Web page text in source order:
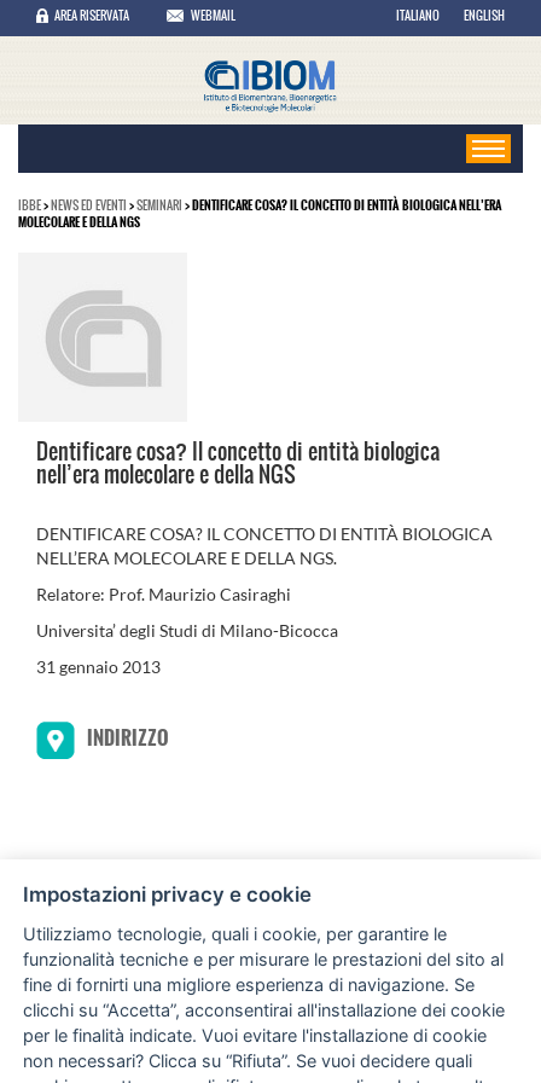
AREA RISERVATA WEBMAIL ITALIANO ENGLISH
IBBE>NEWS ED EVENTI >SEMINARI > DENTIFICARE COSA? IL CONCETTO DI ENTITÀ BIOLOGICA NELL’ERA
MOLECOLARE E DELLA NGS
Dentificare cosa? Il concetto di entità biologica
nell’era molecolare e della NGS
DENTIFICARE COSA? IL CONCETTO DI ENTITÀ BIOLOGICA
NELL’ERA MOLECOLARE E DELLA NGS.
Relatore: Prof. Maurizio Casiraghi
Universita’ degli Studi di Milano-Bicocca
31 gennaio 2013
INDIRIZZO
Via Giovanni Amendola, 122/O
70126 Bari (BA) Italia
Impostazioni privacy e cookie
Utilizziamo tecnologie, quali i cookie, per garantire le
funzionalità tecniche e per misurare le prestazioni del sito al
fine di fornirti una migliore esperienza di navigazione. Se
clicchi su “Accetta”, acconsentirai all'installazione dei cookie
per le finalità indicate. Vuoi evitare l'installazione di cookie
non necessari? Clicca su “Rifiuta”. Se vuoi decidere quali